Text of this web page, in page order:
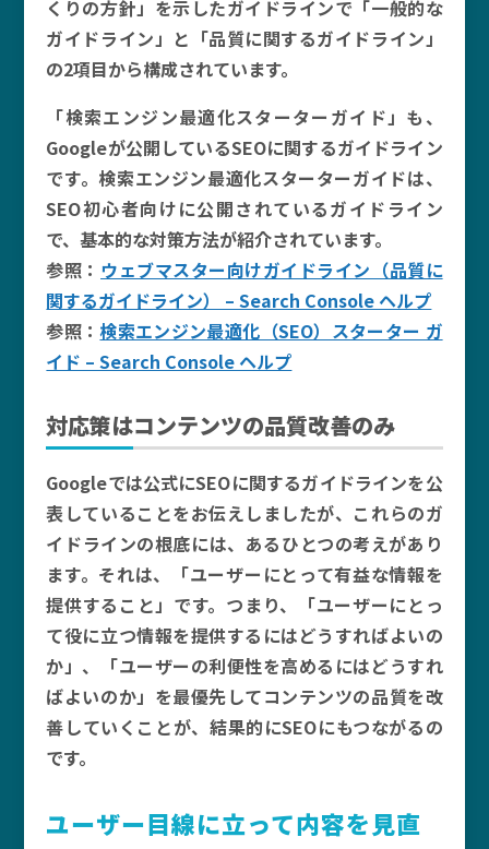
くりの方針」を示したガイドラインで「一般的な
ガイドライン」と「品質に関するガイドライン」
の2項目から構成されています。
「検索エンジン最適化スターターガイド」も、
Googleが公開しているSEOに関するガイドライン
です。検索エンジン最適化スターターガイドは、
SEO初心者向けに公開されているガイドライン
で、基本的な対策方法が紹介されています。
参照： ウェブマスター向けガイドライン（品質に
関するガイドライン） – Search Console ヘルプ
参照：検索エンジン最適化（SEO）スターター ガ
イド – Search Console ヘルプ
対応策はコンテンツの品質改善のみ
Googleでは公式にSEOに関するガイドラインを公
表していることをお伝えしましたが、これらのガ
イドラインの根底には、あるひとつの考えがあり
ます。それは、「ユーザーにとって有益な情報を
提供すること」です。つまり、「ユーザーにとっ
て役に立つ情報を提供するにはどうすればよいの
か」、「ユーザーの利便性を高めるにはどうすれ
ばよいのか」を最優先してコンテンツの品質を改
善していくことが、結果的にSEOにもつながるの
です。
ユーザー目線に立って内容を見直